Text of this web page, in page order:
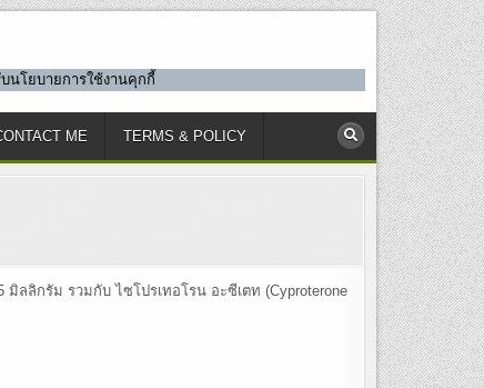
นโยบายการใช้งานคุกกี้
ME TERMS & POLICY
มิลลิกรัม รวมกับ ไซโปรเทอโรน อะซีเตท (Cyproterone